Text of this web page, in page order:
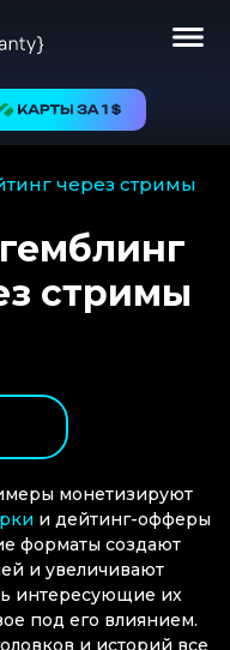
через стримы
стримы
монетизируют
и дейтинг-офферы
форматы создают
и увеличивают
интересующие их
под его влиянием.
и историй все